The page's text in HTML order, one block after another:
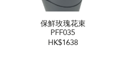
保鮮玫瑰花束
PFF035
HK$1638